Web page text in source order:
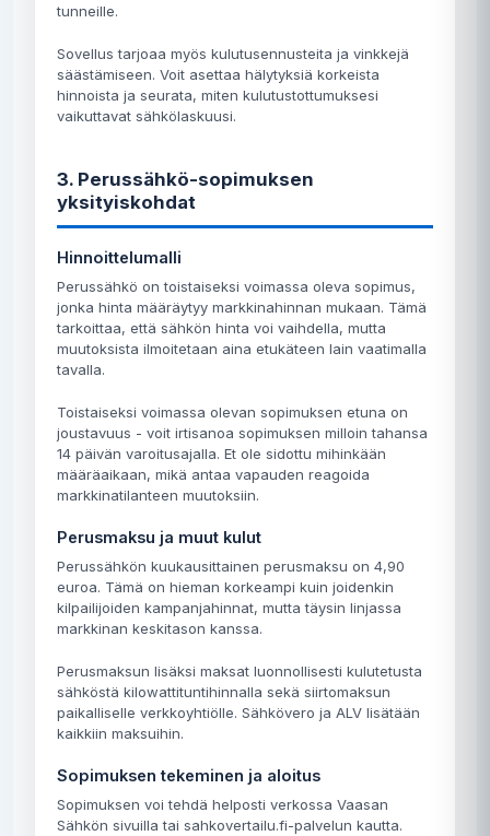
tunneille.
Sovellus tarjoaa myös kulutusennusteita ja vinkkejä
säästämiseen. Voit asettaa hälytyksiä korkeista
hinnoista ja seurata, miten kulutustottumuksesi
vaikuttavat sähkölaskuusi.
3. Perussähkö-sopimuksen
yksityiskohdat
Hinnoittelumalli
Perussähkö on toistaiseksi voimassa oleva sopimus,
jonka hinta määräytyy markkinahinnan mukaan. Tämä
tarkoittaa, että sähkön hinta voi vaihdella, mutta
muutoksista ilmoitetaan aina etukäteen lain vaatimalla
tavalla.
Toistaiseksi voimassa olevan sopimuksen etuna on
joustavuus - voit irtisanoa sopimuksen milloin tahansa
14 päivän varoitusajalla. Et ole sidottu mihinkään
määräaikaan, mikä antaa vapauden reagoida
markkinatilanteen muutoksiin.
Perusmaksu ja muut kulut
Perussähkön kuukausittainen perusmaksu on 4,90
euroa. Tämä on hieman korkeampi kuin joidenkin
kilpailijoiden kampanjahinnat, mutta täysin linjassa
markkinan keskitason kanssa.
Perusmaksun lisäksi maksat luonnollisesti kulutetusta
sähköstä kilowattituntihinnalla sekä siirtomaksun
paikalliselle verkkoyhtiölle. Sähkövero ja ALV lisätään
kaikkiin maksuihin.
Sopimuksen tekeminen ja aloitus
Sopimuksen voi tehdä helposti verkossa Vaasan
Sähkön sivuilla tai sahkovertailu.fi-palvelun kautta.